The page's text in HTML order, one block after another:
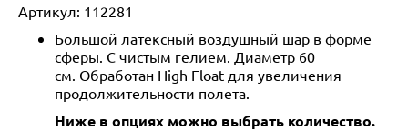
Артикул: 112281
Большой латексный воздушный шар в форме
сферы. С чистым гелием. Диаметр 60
см. Обработан High Float для увеличения
продолжительности полета.
Ниже в опциях можно выбрать количество.